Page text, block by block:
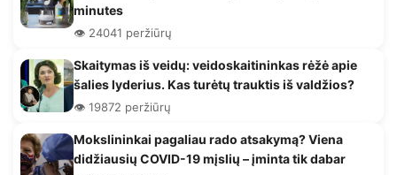
minutes
👁️ 24041 peržiūrų
Skaitymas iš veidų: veidoskaitininkas rėžė apie
šalies lyderius. Kas turėtų trauktis iš valdžios?
👁️ 19872 peržiūrų
Mokslininkai pagaliau rado atsakymą? Viena
didžiausių COVID-19 mįslių – įminta tik dabar